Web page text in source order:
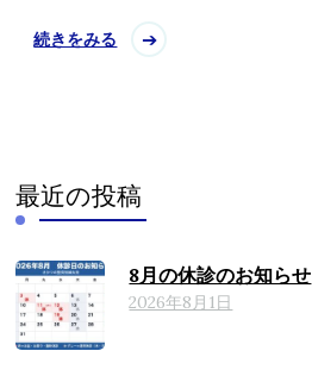
続きをみる
最近の投稿
8月の休診のお知らせ
2026年8月1日